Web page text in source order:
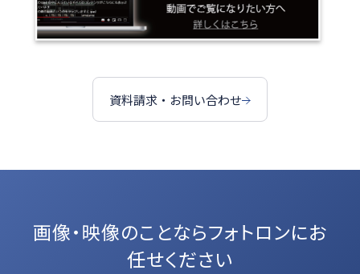
資料請求・お問い合わせ
画像・映像のことならフォトロンにお
任せください